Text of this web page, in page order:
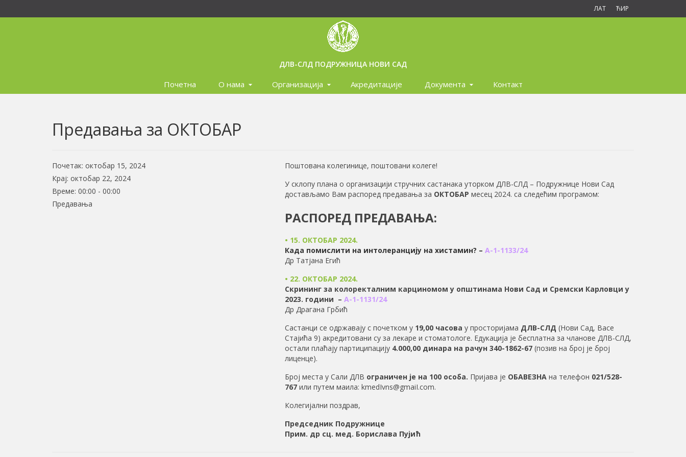
ЛАТ ЋИР
ДЛВ-СЛД ПОДРУЖНИЦА НОВИ САД
Почетна О нама Организација Акредитације Документа Контакт
Предавања за ОКТОБАР
Почетак: октобар 15, 2024
Крај: октобар 22, 2024
Време: 00:00 - 00:00
Предавања
Поштована колегинице, поштовани колеге!
У склопу плана о организацији стручних састанака уторком ДЛВ-СЛД – Подружнице Нови Сад
достављамо Вам распоред предавања за ОКТОБАР месец 2024. са следећим програмом:
РАСПОРЕД ПРЕДАВАЊА:
• 15. ОКТОБАР 2024.
Када помислити на интолеранцију на хистамин? – А-1-1133/24
Др Татјана Егић
• 22. ОКТОБАР 2024.
Скрининг за колоректалним карциномом у општинама Нови Сад и Сремски Карловци у
2023. години – А-1-1131/24
Др Драгана Грбић
Састанци се одржавају с почетком у 19,00 часова у просторијама ДЛВ-СЛД (Нови Сад, Васе
Стајића 9) акредитовани су за лекаре и стоматологе. Едукација је бесплатна за чланове ДЛВ-СЛД,
остали плаћају партиципацију 4.000,00 динара на рачун 340-1862-67 (позив на број је број
лиценце).
Број места у Сали ДЛВ ограничен је на 100 особа. Пријава је ОБАВЕЗНА на телефон 021/528-
767 или путем маила: kmedIvns@gmaiI.com.
Колегијални поздрав,
Председник Подружнице
Прим. др сц. мед. Борислава Пујић